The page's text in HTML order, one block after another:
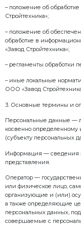
–
при их
– Приказ ФСТЭК
обеспечению
– Приказ
требований и
обработке
– Директива
электронных